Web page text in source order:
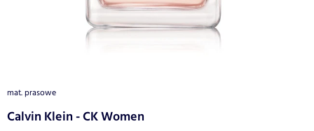
mat. prasowe
Calvin Klein - CK Women